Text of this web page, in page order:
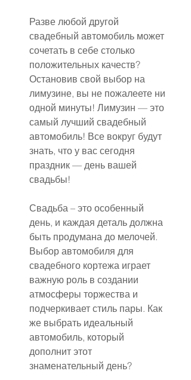
Разве любой другой
свадебный автомобиль может
сочетать в себе столько
положительных качеств?
Остановив свой выбор на
лимузине, вы не пожалеете ни
одной минуты! Лимузин — это
самый лучший свадебный
автомобиль! Все вокруг будут
знать, что у вас сегодня
праздник — день вашей
свадьбы!
Свадьба – это особенный
день, и каждая деталь должна
быть продумана до мелочей.
Выбор автомобиля для
свадебного кортежа играет
важную роль в создании
атмосферы торжества и
подчеркивает стиль пары. Как
же выбрать идеальный
автомобиль, который
дополнит этот
знаменательный день?